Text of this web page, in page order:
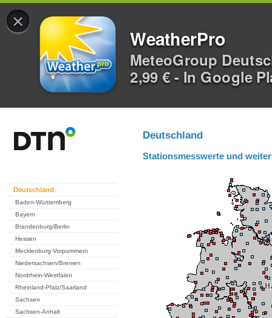
×
WeatherPro
MeteoGroup
2,99 € - In Google
Deutschland
Baden-Württemberg
Bayern
Brandenburg/Berlin
Hessen
Mecklenburg-Vorpommern
Niedersachsen/Bremen
Nordrhein-Westfalen
Rheinland-Pfalz/Saarland
Sachsen
Sachsen-Anhalt
Deutschland
Stationsmesswerte und